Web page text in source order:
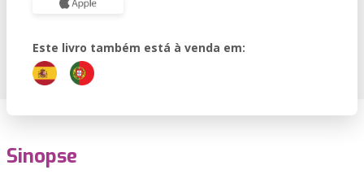
Este livro também está à venda em:
Sinopse